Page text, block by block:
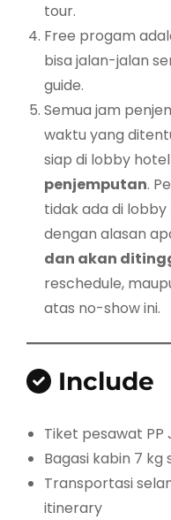
tour.
Free progam
bisa jalan-jalan
guide.
Semua jam
waktu yang
siap di lobby hotel
penjemputan.
tidak ada di
dengan alasan
dan akan
reschedule,
atas no-show ini.
Include
Tiket pesawat PP
Bagasi kabin 7
Transportasi
itinerary